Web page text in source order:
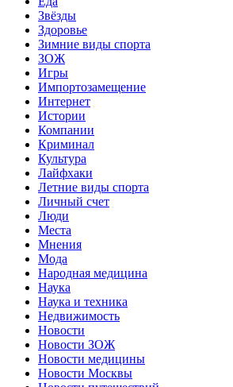
Звёзды
Здоровье
Зимние виды спорта
ЗОЖ
Игры
Импортозамещение
Интернет
Истории
Компании
Криминал
Культура
Лайфхаки
Летние виды спорта
Личный счет
Люди
Места
Мнения
Мода
Народная медицина
Наука
Наука и техника
Недвижимость
Новости
Новости ЗОЖ
Новости медицины
Новости Москвы